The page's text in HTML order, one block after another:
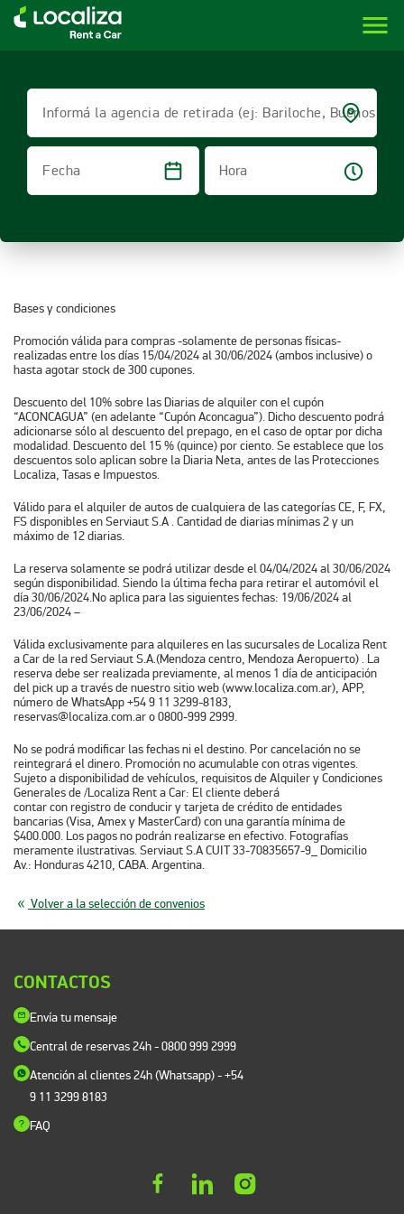
LOCALIZA ALQUILER DE VEHÍCULOS | LOCALIZA menu
Informá la agencia de retirada (ej: Bariloche, Buenos
Fecha
Hora
Bases y condiciones
Promoción válida para compras -solamente de personas físicas-
realizadas entre los días 15/04/2024 al 30/06/2024(ambos inclusive) o
hasta agotar stock de 300 cupones.
Descuento del 10% sobre las Diarias de alquiler con el cupón
“ACONCAGUA” (en adelante “Cupón Aconcagua”). Dicho descuento podrá
adicionarse sólo al descuento del prepago, en el caso de optar por dicha
modalidad. Descuento del 15 % (quince) por ciento. Se establece que los
descuentos solo aplican sobre la Diaria Neta, antes de las Protecciones
Localiza, Tasas e Impuestos.
Válido para el alquiler de autos de cualquiera de las categorías CE, F, FX,
FS disponibles en Serviaut S.A . Cantidad de diarias mínimas 2 y un
máximo de 12 diarias.
La reserva solamente se podrá utilizar desde el 04/04/2024 al 30/06/2024
según disponibilidad. Siendo la última fecha para retirar el automóvil el
día 30/06/2024.No aplica para las siguientes fechas: 19/06/2024 al
23/06/2024 –
Válida exclusivamente para alquileres en las sucursales de Localiza Rent
a Car de la red Serviaut S.A.(Mendoza centro, Mendoza Aeropuerto) . La
reserva debe ser realizada previamente, al menos 1 día de anticipación
del pick up a través de nuestro sitio web (www.localiza.com.ar), APP,
número de WhatsApp +54 9 11 3299-8183,
reservas@localiza.com.ar o 0800-999 2999.
No se podrá modificar las fechas ni el destino. Por cancelación no se
reintegrará el dinero. Promoción no acumulable con otras vigentes.
Sujeto a disponibilidad de vehículos, requisitos de Alquiler y Condiciones
Generales de /Localiza Rent a Car: El cliente deberá
contar con registro de conducir y tarjeta de crédito de entidades
bancarias (Visa, Amex y MasterCard) con una garantía mínima de
$400.000. Los pagos no podrán realizarse en efectivo. Fotografías
meramente ilustrativas. Serviaut S.A CUIT 33-70835657-9_ Domicilio
Av.: Honduras 4210, CABA. Argentina.
Volver a la selección de convenios
CONTACTOS
Envía tu mensaje
Central de reservas 24h- 0800 999 2999
Atención al clientes 24h (Whatsapp)- +54
9 11 3299 8183
FAQ